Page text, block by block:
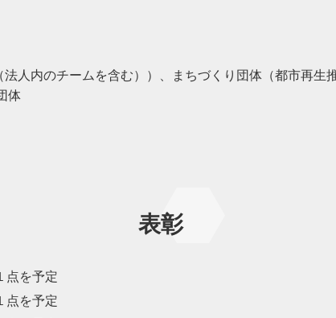
人内のチームを含む））、まちづくり団体（都市再生
体
表彰
点を予定
点を予定